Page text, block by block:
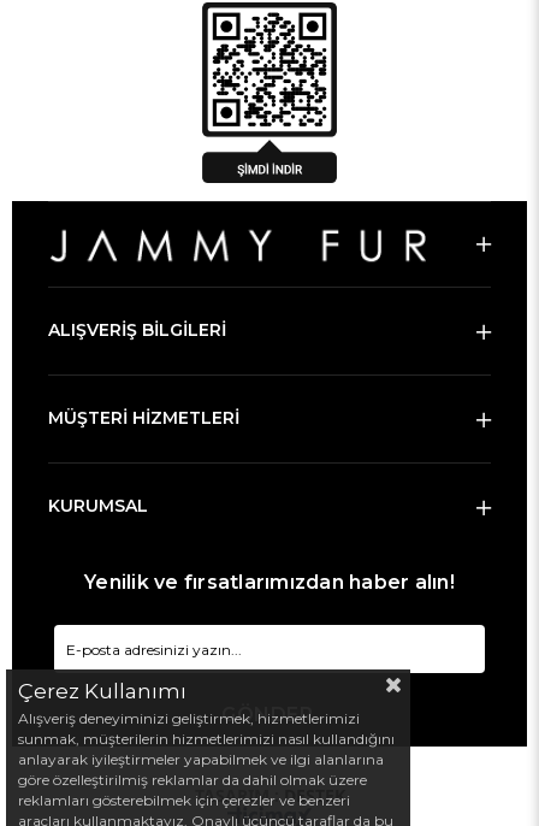
ALIŞVERİŞ BİLGİLERİ
MÜŞTERİ HİZMETLERİ
KURUMSAL
Yenilik ve fırsatlarımızdan haber alın!
GÖNDER
TASARIM :DESTEK
Çerez Kullanımı
Alışveriş deneyiminizi geliştirmek, hizmetlerimizi
sunmak, müşterilerin hizmetlerimizi nasıl kullandığını
anlayarak iyileştirmeler yapabilmek ve ilgi alanlarına
göre özelleştirilmiş reklamlar da dahil olmak üzere
reklamları gösterebilmek için çerezler ve benzeri
araçları kullanmaktayız. Onaylı üçüncü taraflar da bu